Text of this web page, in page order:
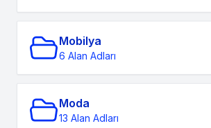
Mobilya
6 Alan Adları
Moda
13 Alan Adları